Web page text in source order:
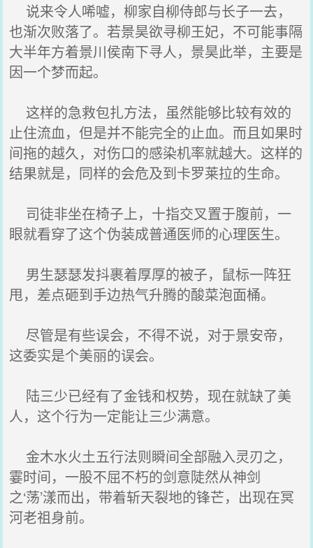
说来令人唏嘘，柳家自柳侍郎与长子一去，
也渐次败落了。若景昊欲寻柳王妃，不可能事隔
大半年方着景川侯南下寻人，景昊此举，主要是
因一个梦而起。
这样的急救包扎方法，虽然能够比较有效的
止住流血，但是并不能完全的止血。而且如果时
间拖的越久，对伤口的感染机率就越大。这样的
结果就是，同样的会危及到卡罗莱拉的生命。
司徒非坐在椅子上，十指交叉置于腹前，一
眼就看穿了这个伪装成普通医师的心理医生。
男生瑟瑟发抖裹着厚厚的被子，鼠标一阵狂
甩，差点砸到手边热气升腾的酸菜泡面桶。
尽管是有些误会，不得不说，对于景安帝，
这委实是个美丽的误会。
陆三少已经有了金钱和权势，现在就缺了美
人，这个行为一定能让三少满意。
金木水火土五行法则瞬间全部融入灵刃之，
霎时间，一股不屈不朽的剑意陡然从神剑
之‘荡’漾而出，带着斩天裂地的锋芒，出现在冥
河老祖身前。